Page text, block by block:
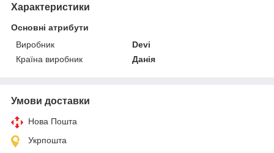
Характеристики
Основні атрибути
Виробник
Devi
Країна виробник
Данія
Умови доставки
Нова Пошта
Укрпошта